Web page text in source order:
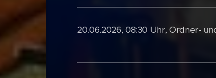
20.06.2026, 08:30 Uhr, Ordner-